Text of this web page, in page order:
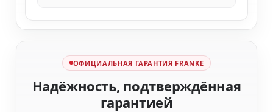
ОФИЦИАЛЬНАЯ ГАРАНТИЯ FRANKE
Надёжность, подтверждённая
гарантией